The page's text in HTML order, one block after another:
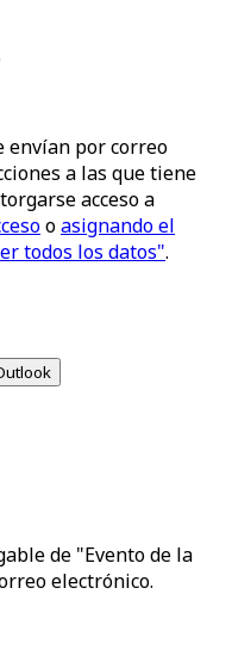
envían por correo
a las que tiene
acceso a
oasignando el
todos los datos".
de "Evento de la
electrónico.